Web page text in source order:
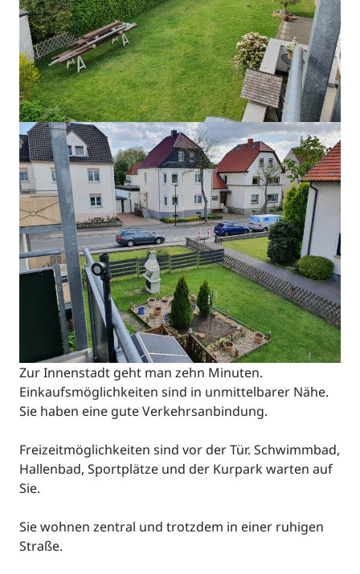
Zur Innenstadt geht man zehn Minuten.
Einkaufsmöglichkeiten sind in unmittelbarer Nähe.
Sie haben eine gute Verkehrsanbindung.
Freizeitmöglichkeiten sind vor der Tür. Schwimmbad,
Hallenbad, Sportplätze und der Kurpark warten auf
Sie.
Sie wohnen zentral und trotzdem in einer ruhigen
Straße.